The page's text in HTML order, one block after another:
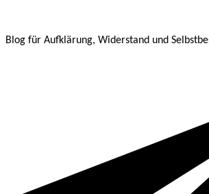
Blog für Aufklärung, Widerstand und